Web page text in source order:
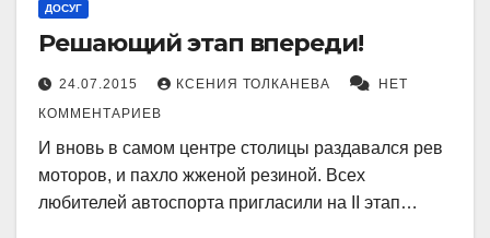
ДОСУГ
Решающий этап впереди!
24.07.2015 КСЕНИЯ ТОЛКАНЕВА
НЕТ
КОММЕНТАРИЕВ
И вновь в самом центре столицы раздавался рев
моторов, и пахло жженой резиной. Всех
любителей автоспорта пригласили на II этап…